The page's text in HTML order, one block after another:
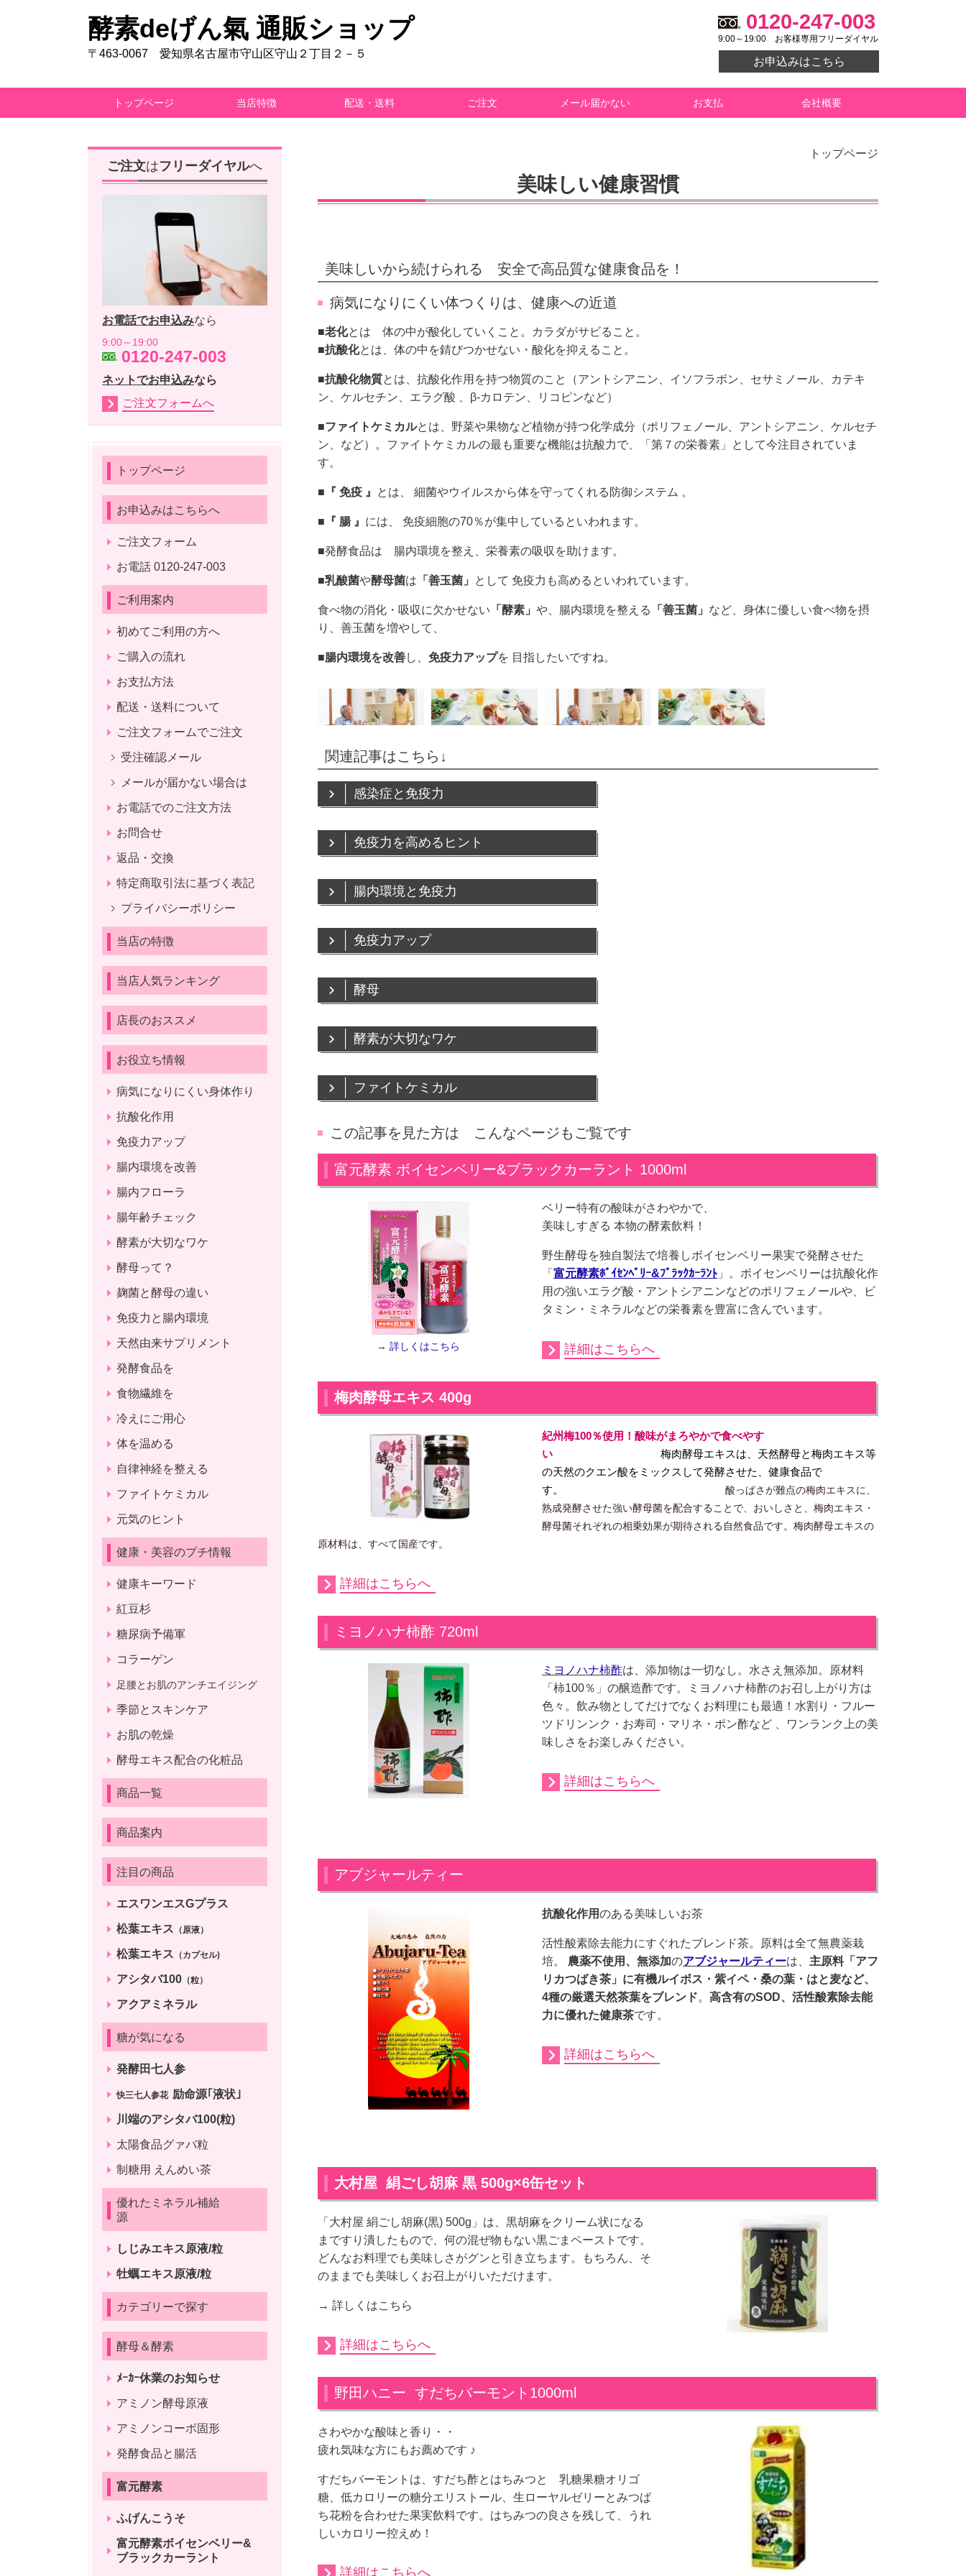
酵素deげん氣 通販ショップ
〒463-0067 愛知県名古屋市守山区守山２丁目２－５
0120-247-003
9:00～19:00 お客様専用フリーダイヤル
お申込みはこちら
トップページ 当店特徴 配送・送料 ご注文 メール届かない お支払 会社概要
トップページ
美味しい健康習慣
美味しいから続けられる 安全で高品質な健康食品を！
病気になりにくい体つくりは、健康への近道
■老化とは 体の中が酸化していくこと。カラダがサビること。
■抗酸化とは、体の中を錆びつかせない・酸化を抑えること。
■抗酸化物質とは、抗酸化作用を持つ物質のこと（アントシアニン、イソフラボン、セサミノール、カテキ
ン、ケルセチン、エラグ酸 、β-カロテン、リコピンなど）
■ファイトケミカルとは、野菜や果物など植物が持つ化学成分（ポリフェノール、アントシアニン、ケルセチ
ン、など）。 ファイトケミカルの最も重要な機能は抗酸力で、「第７の栄養素」として今注目されていま
す。
■ 『 免疫 』 とは、 細菌やウイルスから体を守ってくれる防御システム 。
■ 『 腸 』 には、 免疫細胞の70％が集中しているといわれます。
■発酵食品は 腸内環境を整え、栄養素の吸収を助けます。
■乳酸菌や酵母菌は 「善玉菌」 として 免疫力も高めるといわれています。
食べ物の消化・吸収に欠かせない 「酵素」 や、腸内環境を整える 「善玉菌」 など、身体に優しい食べ物を摂
り、善玉菌を増やして、
■腸内環境を改善し、 免疫力アップを 目指したいですね。
関連記事はこちら↓
感染症と免疫力
免疫力を高めるヒント
腸内環境と免疫力
免疫力アップ
酵母
酵素が大切なワケ
ファイトケミカル
この記事を見た方は こんなページもご覧です
富元酵素 ボイセンベリー&ブラックカーラント 1000ml
→詳しくはこちら
ベリー特有の酸味がさわやかで、
美味しすぎる 本物の酵素飲料！
野生酵母を独自製法で培養しボイセンベリー果実で発酵させた
「 富元酵素ﾎﾞｲｾﾝﾍﾞﾘｰ&ﾌﾞﾗｯｸｶｰﾗﾝﾄ 」。ボイセンベリーは抗酸化作
用の強いエラグ酸・アントシアニンなどのポリフェノールや、ビ
タミン・ミネラルなどの栄養素を豊富に含んでいます。
詳細はこちらへ
梅肉酵母エキス 400g
紀州梅100％使用！酸味がまろやかで食べやす
い 梅肉酵母エキスは、 天然酵母と梅肉エキス等
の天然のクエン酸をミックスして発酵させた、健康食品で
す。 酸っぱさが難点の梅肉エキスに、
熟成発酵させた強い酵母菌を配合することで、おいしさと、梅肉エキス・
酵母菌それぞれの相乗効果が期待される自然食品です。 梅肉酵母エキスの
原材料は、すべて国産です。
詳細はこちらへ
ミヨノハナ柿酢 720ml
ミヨノハナ柿酢は、添加物は一切なし。水さえ無添加。原材料
「柿100％」の醸造酢です。ミヨノハナ柿酢のお召し上がり方は
色々。飲み物としてだけでなくお料理にも最適！水割り・フルー
ツドリンンク・お寿司・マリネ・ポン酢など 、ワンランク上の美
味しさをお楽しみください。
詳細はこちらへ
アブジャールティー
抗酸化作用のある美味しいお茶
活性酸素除去能力にすぐれたブレンド茶。原料は全て無農薬栽
培。 農薬不使用、無添加のアブジャールティーは、 主原料「アフ
リカつばき茶」に有機ルイボス・紫イペ・桑の葉・はと麦など、
4種の厳選天然茶葉をブレンド。 高含有のSOD、活性酸素除去能
力に優れた健康茶です。
詳細はこちらへ
大村屋 絹ごし胡麻 黒 500g×6缶セット
「大村屋 絹ごし胡麻(黒) 500g」は、黒胡麻をクリーム状になる
まですり潰したもので、何の混ぜ物もない黒ごまペーストです。
どんなお料理でも美味しさがグンと引き立ちます。もちろん、そ
のままでも美味しくお召上がりいただけます。
→ 詳しくはこちら
詳細はこちらへ
野田ハニー すだちバーモント1000ml
さわやかな酸味と香り・・
疲れ気味な方にもお薦めです ♪
すだちバーモントは、すだち酢とはちみつと 乳糖果糖オリゴ
糖、低カロリーの糖分エリストール、生ローヤルゼリーとみつば
ち花粉を合わせた果実飲料です。はちみつの良さを残して、うれ
しいカロリー控えめ！
詳細はこちらへ
ご注文はフリーダイヤルへ
お電話でお申込みなら
9:00～19:00
0120-247-003
ネットでお申込みなら
ご注文フォームへ
トップページ
お申込みはこちらへ
ご注文フォーム
お電話 0120-247-003
ご利用案内
初めてご利用の方へ
ご購入の流れ
お支払方法
配送・送料について
ご注文フォームでご注文
受注確認メール
メールが届かない場合は
お電話でのご注文方法
お問合せ
返品・交換
特定商取引法に基づく表記
プライバシーポリシー
当店の特徴
当店人気ランキング
店長のおススメ
お役立ち情報
病気になりにくい身体作り
抗酸化作用
免疫力アップ
腸内環境を改善
腸内フローラ
腸年齢チェック
酵素が大切なワケ
酵母って？
麹菌と酵母の違い
免疫力と腸内環境
天然由来サプリメント
発酵食品を
食物繊維を
冷えにご用心
体を温める
自律神経を整える
ファイトケミカル
元気のヒント
健康・美容のプチ情報
健康キーワード
紅豆杉
糖尿病予備軍
コラーゲン
足腰とお肌のアンチエイジング
季節とスキンケア
お肌の乾燥
酵母エキス配合の化粧品
商品一覧
商品案内
注目の商品
エスワンエスGプラス
松葉エキス （原液）
松葉エキス （カプセル)
アシタバ100 （粒）
アクアミネラル
糖が気になる
発酵田七人参
快三七人参花 励命源｢液状｣
川端のアシタバ100(粒)
太陽食品グァバ粒
制糖用 えんめい茶
優れたミネラル補給
源
しじみエキス原液/粒
牡蠣エキス原液/粒
カテゴリーで探す
酵母＆酵素
ﾒｰｶｰ休業のお知らせ
アミノン酵母原液
アミノンコーボ固形
発酵食品と腸活
富元酵素
ふげんこうそ
富元酵素ボイセンベリー&
ブラックカーラント